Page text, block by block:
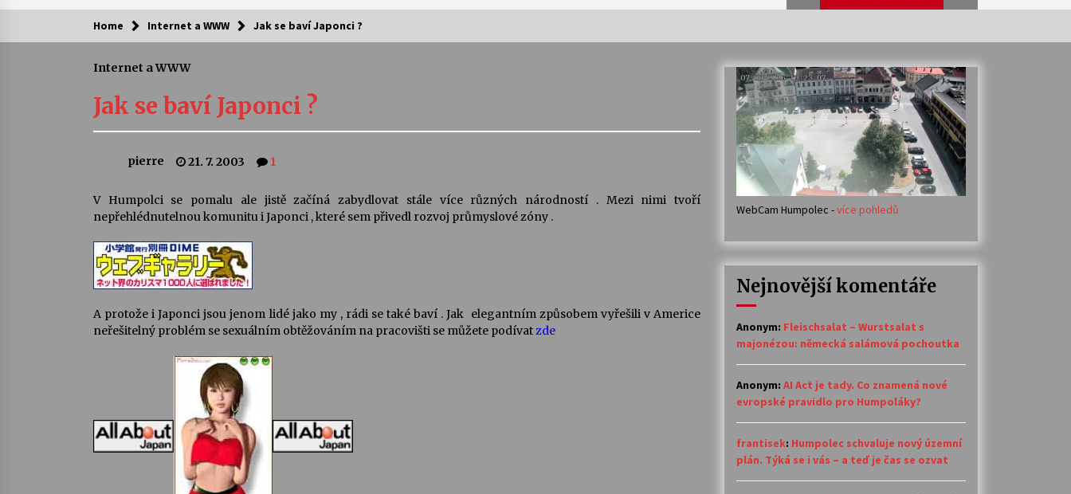
Kam za kulturou?
Camerata a Sukuba Ensemble
4. 8. 2026
Veselí muzikanti
30. 7. 2026
Pozvánka na integrační festival
Quijotova šedesátka: 28. 7.–1. 8.
28. 7. 2026
Votavžatský ploty
23. 7. 2026
Miller
22. 7. 2026
14. 7. 2026
Želivě ožije odkaz Josefa Čapka
13. 7. 2026
Klášteře Želiv
3. 7. 2026
30. 6. 2026
Home Internet a WWW Jak se baví Japonci ?
Internet a WWW
Jak se baví Japonci ?
pierre 21. 7. 2003 1
V Humpolci se pomalu ale jistě začíná zabydlovat stále více různých národností . Mezi nimi tvoří
nepřehlédnutelnou komunitu i Japonci , které sem přivedl rozvoj průmyslové zóny .
A protože i Japonci jsou jenom lidé jako my , rádi se také baví . Jak elegantním způsobem vyřešili v Americe
neřešitelný problém se sexuálním obtěžováním na pracovišti se můžete podívatzde
WebCam Humpolec -více pohledů
Nejnovější komentáře
Anonym: Fleischsalat – Wurstsalat s
majonézou: německá salámová pochoutka
Anonym: AI Act je tady. Co znamená nové
evropské pravidlo pro Humpoláky?
frantisek: Humpolec schvaluje nový územní
plán. Týká se i vás – a teď je čas se ozvat